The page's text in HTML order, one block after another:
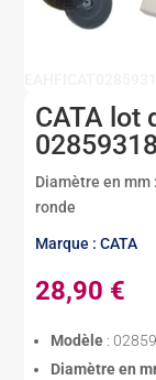
CATA lot
Diamètre en mm
ronde
Marque : CATA
28,90 €
Modèle :
Diamètre en